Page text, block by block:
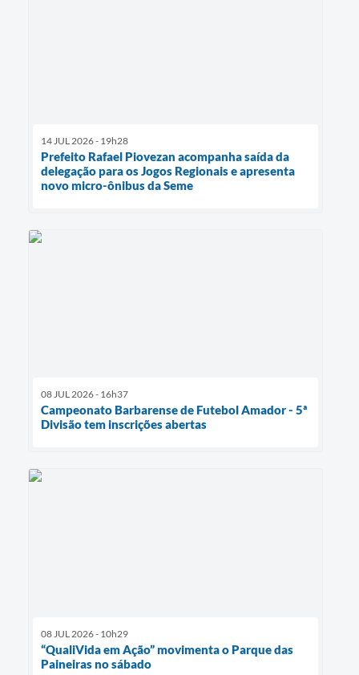
14 JUL 2026 - 19h28
Prefeito Rafael Piovezan acompanha saída da
delegação para os Jogos Regionais e apresenta
novo micro-ônibus da Seme
08 JUL 2026 - 16h37
Campeonato Barbarense de Futebol Amador - 5ª
Divisão tem inscrições abertas
08 JUL 2026 - 10h29
“QualiVida em Ação” movimenta o Parque das
Paineiras no sábado